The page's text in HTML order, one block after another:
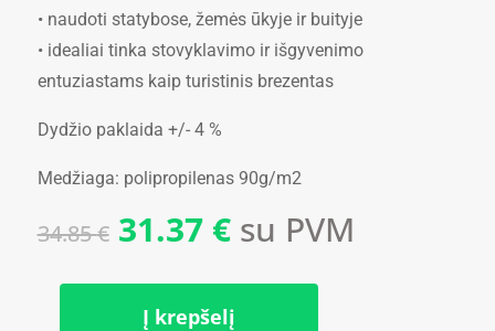
• naudoti statybose, žemės ūkyje ir buityje
• idealiai tinka stovyklavimo ir išgyvenimo
entuziastams kaip turistinis brezentas
Dydžio paklaida +/- 4 %
Medžiaga: polipropilenas 90g/m2
34.85€ Original
price
was:
34.85 €.
31.37 €Current
price
is:
31.37 €.
su PVM
Į krepšelį